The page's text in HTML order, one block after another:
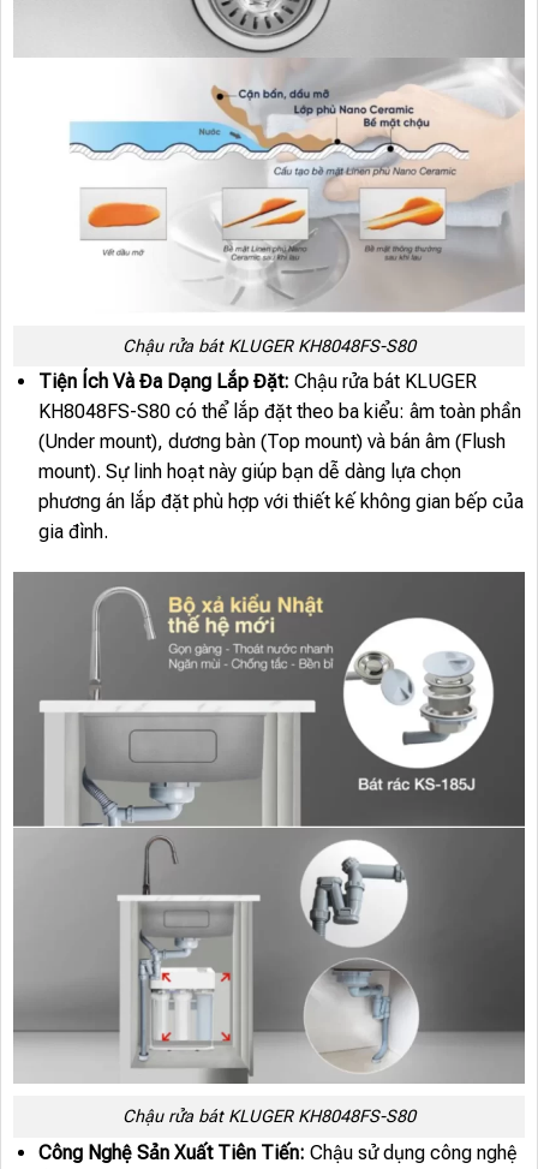
Chậu rửa bát KLUGER KH8048FS-S80
Tiện Ích Và Đa Dạng Lắp Đặt: Chậu rửa bát KLUGER
KH8048FS-S80 có thể lắp đặt theo ba kiểu: âm toàn phần
(Under mount), dương bàn (Top mount) và bán âm (Flush
mount). Sự linh hoạt này giúp bạn dễ dàng lựa chọn
phương án lắp đặt phù hợp với thiết kế không gian bếp của
gia đình.
Chậu rửa bát KLUGER KH8048FS-S80
Công Nghệ Sản Xuất Tiên Tiến: Chậu sử dụng công nghệ